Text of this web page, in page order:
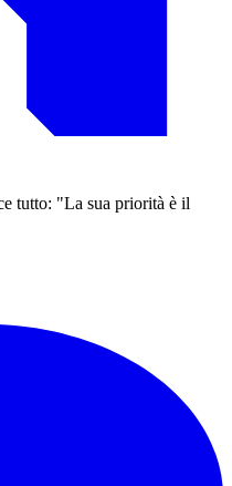
tutto: "La sua priorità è il